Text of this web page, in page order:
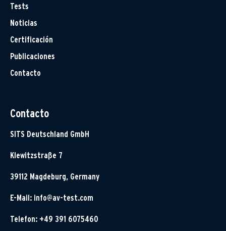
Tests
Noticias
Certificación
Publicaciones
Contacto
Contacto
SITS Deutschland GmbH
Klewitzstraße 7
39112 Magdeburg, Germany
E-Mail: info@av-test.com
Telefon: +49 391 6075460